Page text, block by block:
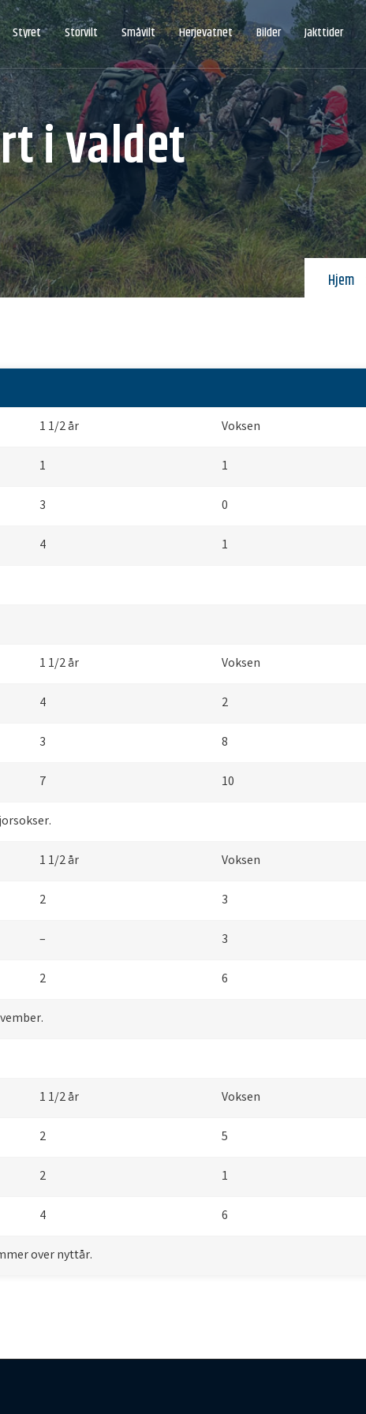
Styret Storvilt Småvilt Herjevatnet Bilder Jakttider
i valdet
Hjem
1 1/2 år Voksen
1 1
3 0
4 1
1 1/2 år Voksen
4 2
3 8
7 10
1 1/2 år Voksen
2 3
– 3
2 6
1 1/2 år Voksen
2 5
2 1
4 6
over nyttår.